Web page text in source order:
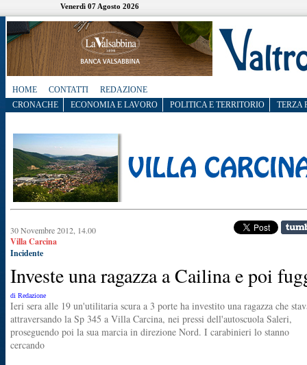
Venerdì 07 Agosto 2026
HOME CONTATTI
REDAZIONE
CRONACHE
ECONOMIA E LAVORO POLITICA E TERRITORIO TERZA
30 Novembre 2012, 14.00
Villa Carcina
Incidente
Investe una ragazza a Cailina e poi
di Redazione
Ieri sera alle 19 un'utilitaria scura a 3 porte ha investito una ragazza che
attraversando la Sp 345 a Villa Carcina, nei pressi dell'autoscuola Saleri,
proseguendo poi la sua marcia in direzione Nord. I carabinieri lo stanno
cercando